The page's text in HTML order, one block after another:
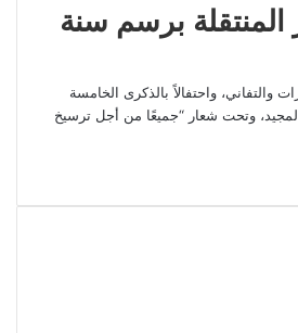
برسم سنة
والتفاني، واحتفالاً بالذكرى الخامسة
وتحت شعار “جميعًا من أجل ترسيخ